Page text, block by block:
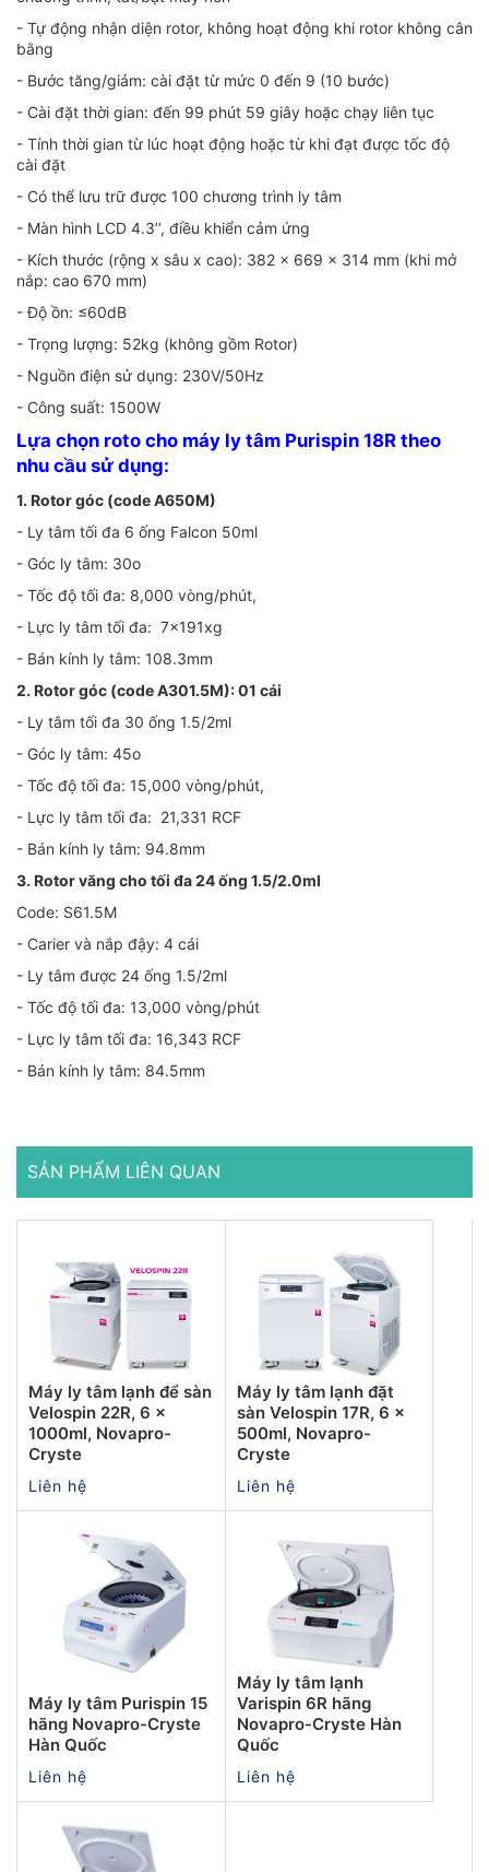
- Tự động nhận diện rotor, không hoạt động khi rotor không cân
bằng
- Bước tăng/giảm: cài đặt từ mức 0 đến 9 (10 bước)
- Cài đặt thời gian: đến 99 phút 59 giây hoặc chạy liên tục
- Tính thời gian từ lúc hoạt động hoặc từ khi đạt được tốc độ
cài đặt
- Có thể lưu trữ được 100 chương trình ly tâm
- Màn hình LCD 4.3’’, điều khiển cảm ứng
- Kích thước (rộng x sâu x cao): 382 x 669 x 314 mm (khi mở
nắp: cao 670 mm)
- Độ ồn: ≤60dB
- Trọng lượng: 52kg (không gồm Rotor)
- Nguồn điện sử dụng: 230V/50Hz
- Công suất: 1500W
Lựa chọn roto cho máy ly tâm Purispin 18R theo
nhu cầu sử dụng:
1. Rotor góc (code A650M)
- Ly tâm tối đa 6 ống Falcon 50ml
- Góc ly tâm: 30o
- Tốc độ tối đa: 8,000 vòng/phút,
- Lực ly tâm tối đa: 7x191xg
- Bán kính ly tâm: 108.3mm
2. Rotor góc (code A301.5M): 01 cái
- Ly tâm tối đa 30 ống 1.5/2ml
- Góc ly tâm: 45o
- Tốc độ tối đa: 15,000 vòng/phút,
- Lực ly tâm tối đa: 21,331 RCF
- Bán kính ly tâm: 94.8mm
3. Rotor văng cho tối đa 24 ống 1.5/2.0ml
Code: S61.5M
- Carier và nắp đậy: 4 cái
- Ly tâm được 24 ống 1.5/2ml
- Tốc độ tối đa: 13,000 vòng/phút
- Lực ly tâm tối đa: 16,343 RCF
- Bán kính ly tâm: 84.5mm
SẢN PHẨM LIÊN QUAN
Máy ly tâm lạnh để sàn
Velospin 22R, 6 x
1000ml, Novapro-
Cryste
Liên hệ
Máy ly tâm lạnh đặt
sàn Velospin 17R, 6 x
500ml, Novapro-
Cryste
Liên hệ
Máy ly tâm Purispin 15
hãng Novapro-Cryste
Hàn Quốc
Liên hệ
Máy ly tâm lạnh
Varispin 6R hãng
Novapro-Cryste Hàn
Quốc
Liên hệ